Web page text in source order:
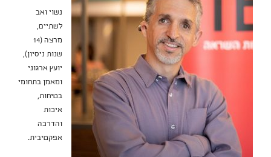
נשוי ואב
לשתיים,
מרצה (14
שנות ניסיון),
יועץ ארגוני
ומאמן בתחומי
בטיחות,
איכות
והדרכה
אפקטיבית.